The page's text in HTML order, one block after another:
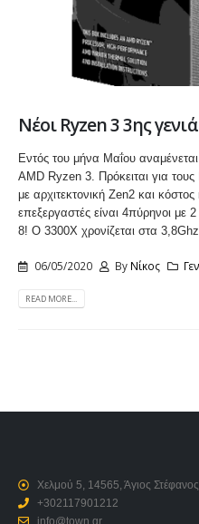
Νέοι Ryzen 3 3ης
Εντός του μήνα Μαΐου
AMD Ryzen 3. Πρόκειται για
με αρχιτεκτονική Zen2 και
επεξεργαστές είναι 4πύρηνοι
8! Ο 3300Χ χρονίζεται στα 3,8Ghz
06/05/2020 By Νίκος
READ MORE...
Χελμού 5, 14565, Άγιος Στέφανος
+302117901212
info@town.gr